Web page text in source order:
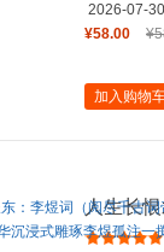
2026-07-30
¥58.00
加入购物
人生长
李煜的